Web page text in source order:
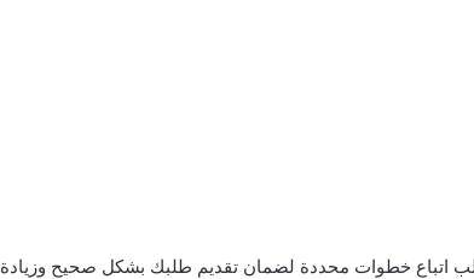
اتباع خطوات محددة لضمان تقديم طلبك بشكل صحيح وزيادة